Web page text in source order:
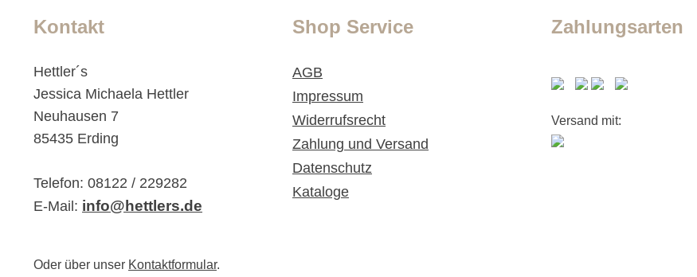
Kontakt
Hettler´s
Jessica Michaela Hettler
Neuhausen 7
85435 Erding
Telefon: 08122 / 229282
E-Mail: info@hettlers.de
Oder über unser Kontaktformular.
Shop Service
AGB
Impressum
Widerrufsrecht
Zahlung und Versand
Datenschutz
Kataloge
Zahlungsarten
Versand mit: